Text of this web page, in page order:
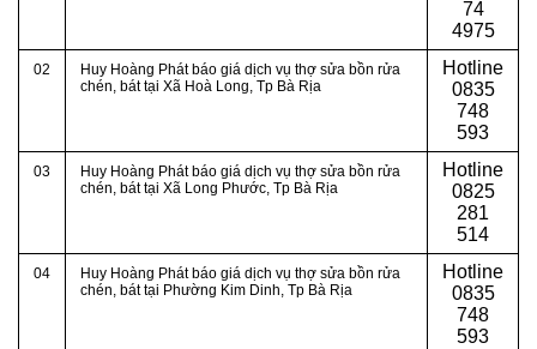
74
4975
02
Huy Hoàng Phát báo giá dịch vụ thợ sửa bồn rửa
chén, bát tại Xã Hoà Long, Tp Bà Rịa
Hotline
0835
748
593
03
Huy Hoàng Phát báo giá dịch vụ thợ sửa bồn rửa
chén, bát tại Xã Long Phước, Tp Bà Rịa
Hotline
0825
281
514
04
Huy Hoàng Phát báo giá dịch vụ thợ sửa bồn rửa
chén, bát tại Phường Kim Dinh, Tp Bà Rịa
Hotline
0835
748
593